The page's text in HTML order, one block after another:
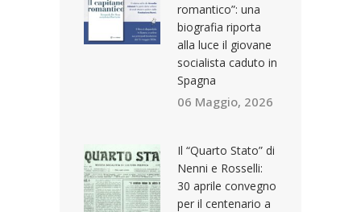
romantico”: una
biografia riporta
alla luce il giovane
socialista caduto in
Spagna
06 Maggio, 2026
Il “Quarto Stato” di
Nenni e Rosselli:
30 aprile convegno
per il centenario a